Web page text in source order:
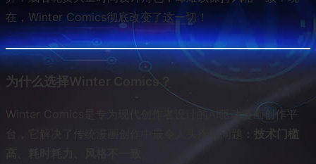
在，Winter Comics彻底改变了这一切！
为什么选择Winter Comics？
Winter Comics是专为现代创作者设计的AI驱动漫画创作平
台，它解决了传统漫画创作中最令人头疼的问题：
技术门槛